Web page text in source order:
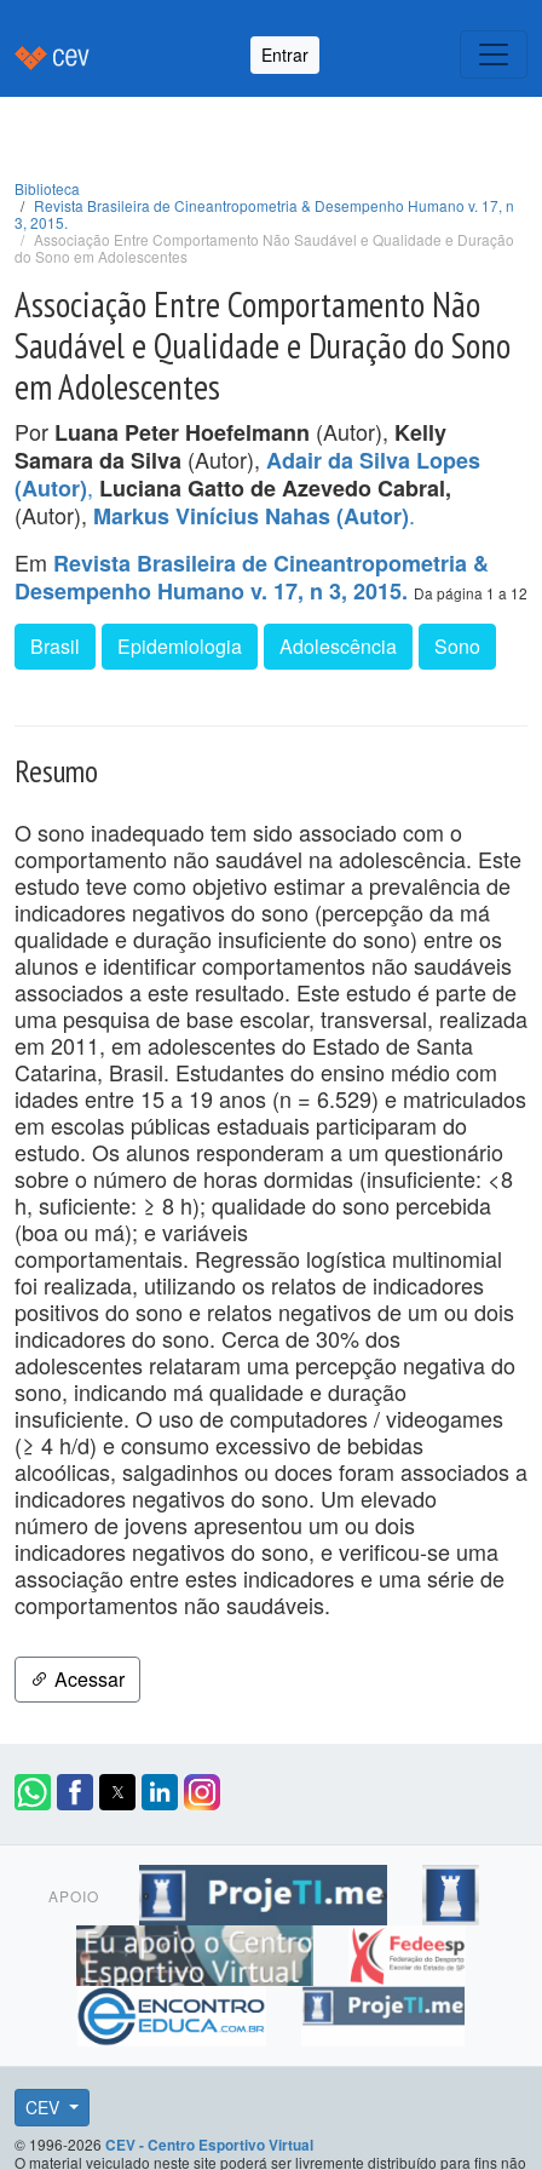
Entrar
Biblioteca
Revista Brasileira de Cineantropometria & Desempenho Humano v. 17, n
3, 2015.
Associação Entre Comportamento Não Saudável e Qualidade e Duração
do Sono em Adolescentes
Associação Entre Comportamento Não
Saudável e Qualidade e Duração do Sono
em Adolescentes
Por Luana Peter Hoefelmann (Autor), Kelly
Samara da Silva (Autor), Adair da Silva Lopes
(Autor), Luciana Gatto de Azevedo Cabral,
(Autor), Markus Vinícius Nahas (Autor).
Em Revista Brasileira de Cineantropometria &
Desempenho Humano v. 17, n 3, 2015. Da página 1 a 12
Brasil Epidemiologia Adolescência Sono
Resumo
O sono inadequado tem sido associado com o
comportamento não saudável na adolescência. Este
estudo teve como objetivo estimar a prevalência de
indicadores negativos do sono (percepção da má
qualidade e duração insuficiente do sono) entre os
alunos e identificar comportamentos não saudáveis
associados a este resultado. Este estudo é parte de
uma pesquisa de base escolar, transversal, realizada
em 2011, em adolescentes do Estado de Santa
Catarina, Brasil. Estudantes do ensino médio com
idades entre 15 a 19 anos (n = 6.529) e matriculados
em escolas públicas estaduais participaram do
estudo. Os alunos responderam a um questionário
sobre o número de horas dormidas (insuficiente: <8
h, suficiente: ≥ 8 h); qualidade do sono percebida
(boa ou má); e variáveis
comportamentais. Regressão logística multinomial
foi realizada, utilizando os relatos de indicadores
positivos do sono e relatos negativos de um ou dois
indicadores do sono. Cerca de 30% dos
adolescentes relataram uma percepção negativa do
sono, indicando má qualidade e duração
insuficiente. O uso de computadores / videogames
(≥ 4 h/d) e consumo excessivo de bebidas
alcoólicas, salgadinhos ou doces foram associados a
indicadores negativos do sono. Um elevado
número de jovens apresentou um ou dois
indicadores negativos do sono, e verificou-se uma
associação entre estes indicadores e uma série de
comportamentos não saudáveis.
Acessar
APOIO
CEV
© 1996-2026 CEV - Centro Esportivo Virtual
O material veiculado neste site poderá ser livremente distribuído para fins não